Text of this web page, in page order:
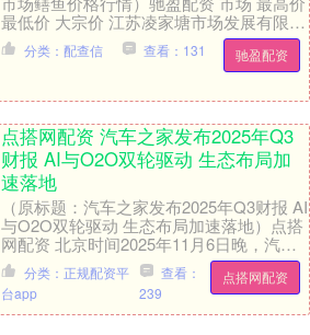
最低价 大宗价 江苏凌家塘市场发展有限公
司 60.00 60.00 60.....
驰盈配资
分类：配查信 查看：131
点搭网配资 汽车之家发布2025年Q3
财报 AI与O2O双轮驱动 生态布局加
速落地
（原标题：汽车之家发布2025年Q3财报 AI
与O2O双轮驱动 生态布局加速落地）点搭
网配资 北京时间2025年11月6日晚，汽车
之家（纽约证券交易所股票代码：....
点搭网配资
分类：正规配资平
台app
查看：
239